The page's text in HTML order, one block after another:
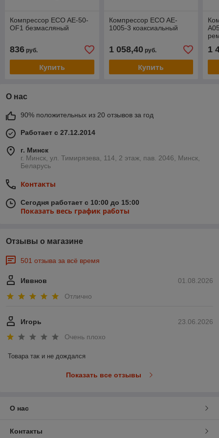
Компрессор ECO AE-50-
OF1 безмасляный
836 руб.
Купить
Компрессор ECO AE-
1005-3 коаксиальный
1 058,40руб.
Купить
1
О нас
90% положительных из 20 отзывов за год
Работает с 27.12.2014
г. Минск
г. Минск, ул. Тимирязева, 114, 2 этаж, пав. 2046, Минск,
Беларусь
Контакты
Сегодня работает с 10:00 до 15:00
Показать весь график работы
Отзывы о магазине
501 отзыва за всё время
01.08.2026
Иввнов
Отлично
23.06.2026
Игорь
Очень плохо
Товара так и не дождался
Показать все отзывы
О нас
Контакты